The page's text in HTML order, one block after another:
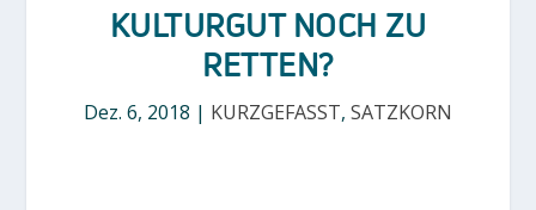
KULTURGUT NOCH ZU
RETTEN?
Dez. 6, 2018 | KURZGEFASST, SATZKORN